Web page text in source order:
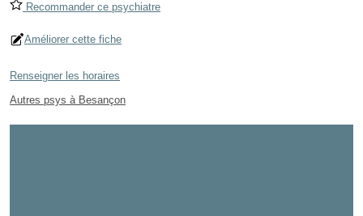
Recommander ce psychiatre
Améliorer cette fiche
Renseigner les horaires
Autres psys à Besançon